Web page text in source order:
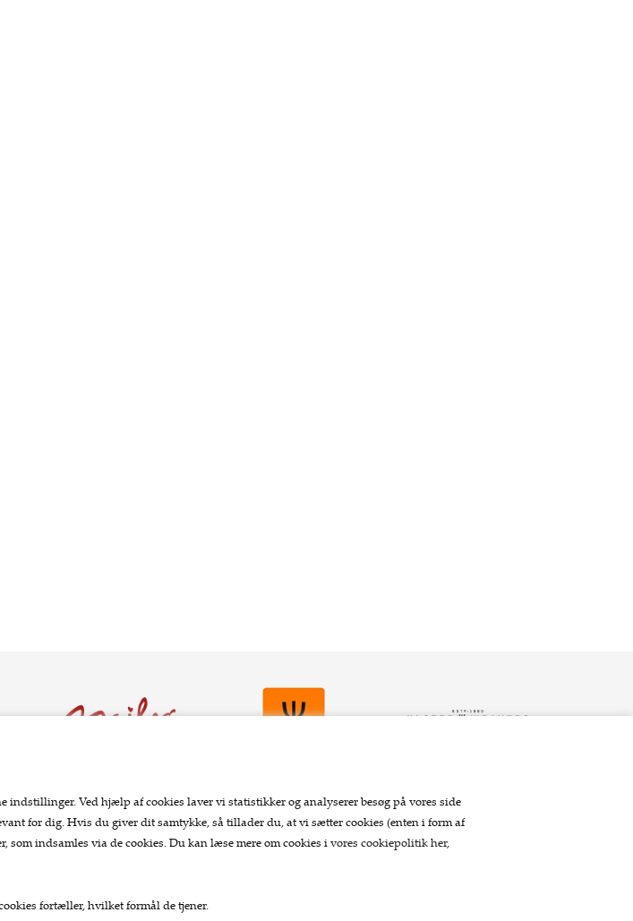
Ved hjælp af cookies laver vi statistikker og analyserer besøg på vores side
for dig. Hvis du giver dit samtykke, så tillader du, at vi sætter cookies (enten i form af
som indsamles via de cookies. Du kan læse mere om cookies i vores cookiepolitik her,
fortæller, hvilket formål de tjener.
Kundeservice. Betaling